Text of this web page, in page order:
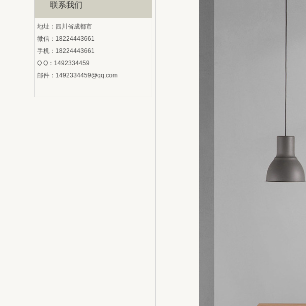
联系我们
地址：四川省成都市
微信：18224443661
手机：18224443661
Q Q：1492334459
邮件： 1492334459@qq.com